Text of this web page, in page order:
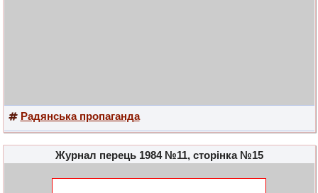
Радянська пропаганда
Журнал перець 1984 №11, сторінка №15